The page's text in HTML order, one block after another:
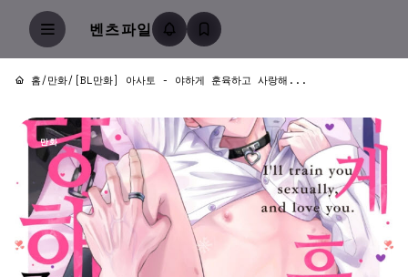
벤츠파일
홈/만화/ [BL만화] 아사토 - 야하게 훈육하고 사랑해...
만화